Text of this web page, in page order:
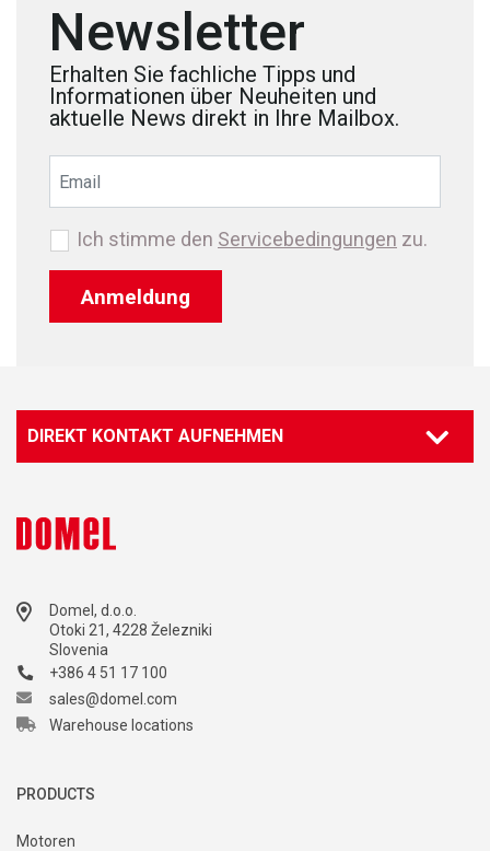
Newsletter
Erhalten Sie fachliche Tipps und
Informationen über Neuheiten und
aktuelle News direkt in Ihre Mailbox.
Anmeldung
Ich stimme den Servicebedingungen zu.
DIREKT KONTAKT AUFNEHMEN
Domel, d.o.o.
Otoki 21, 4228 Železniki
Slovenia
+386 4 51 17 100
sales@domel.com
Warehouse locations
PRODUCTS
Motoren